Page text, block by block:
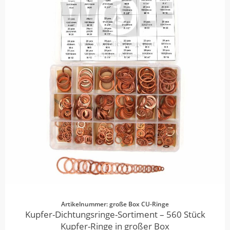
Artikelnummer: große Box CU-Ringe
Kupfer-Dichtungsringe-Sortiment – 560 Stück
Kupfer-Ringe in großer Box